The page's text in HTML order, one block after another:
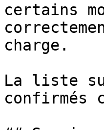
certains
charge.
La liste
confirmés